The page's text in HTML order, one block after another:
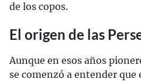
de los copos.
El origen de las
Aunque en esos años
se comenzó a entender que